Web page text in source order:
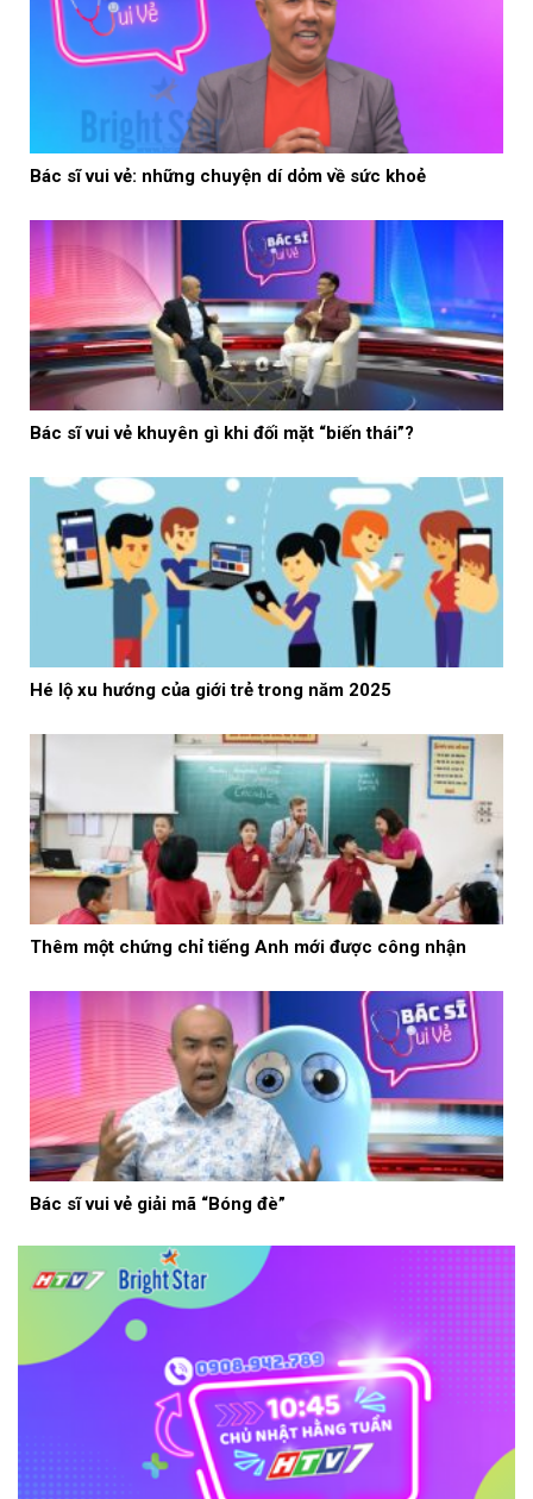
Bác sĩ vui vẻ: những chuyện dí dỏm về sức khoẻ
Bác sĩ vui vẻ khuyên gì khi đối mặt “biến thái”?
Hé lộ xu hướng của giới trẻ trong năm 2025
Thêm một chứng chỉ tiếng Anh mới được công nhận
Bác sĩ vui vẻ giải mã “Bóng đè”